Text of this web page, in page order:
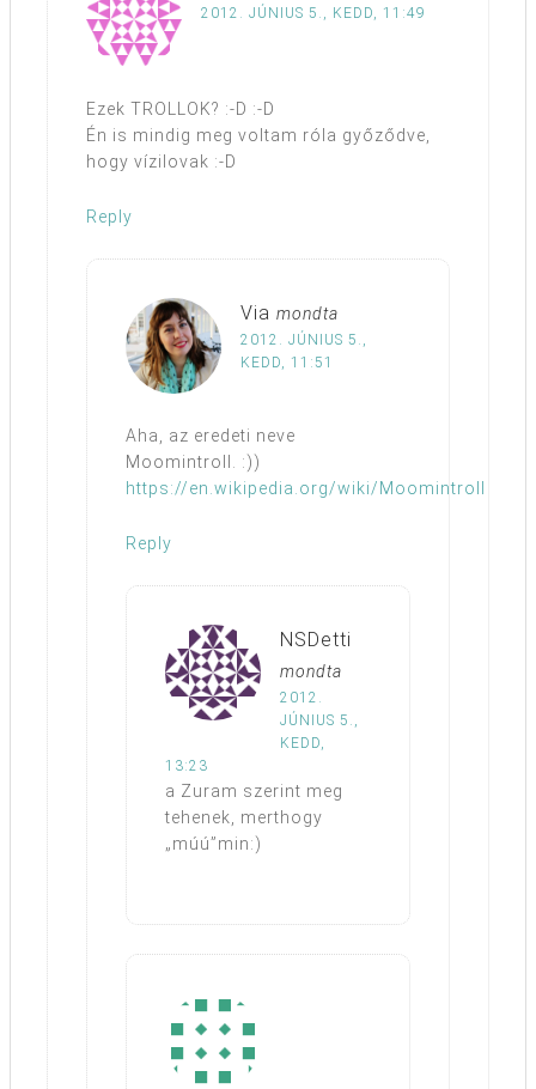
2012. JÚNIUS 5., KEDD, 11:49
Ezek TROLLOK? :-D :-D
Én is mindig meg voltam róla győződve,
hogy vízilovak :-D
Reply
Via mondta
2012. JÚNIUS 5.,
KEDD, 11:51
Aha, az eredeti neve
Moomintroll. :))
https://en.wikipedia.org/wiki/Moomintroll
Reply
NSDetti
mondta
2012.
JÚNIUS 5.,
KEDD,
13:23
a Zuram szerint meg
tehenek, merthogy
„múú”min:)